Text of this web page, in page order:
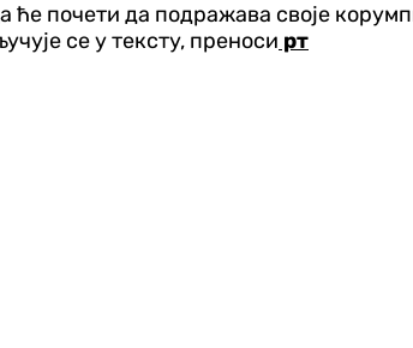
ће почети да подражава своје
се у тексту, преноси рт